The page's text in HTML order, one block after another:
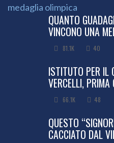
QUANTO
VINCONO UNA
81.1K 40
ISTITUTO PER IL
VERCELLI,
66.1K 48
QUESTO
CACCIATO DAL